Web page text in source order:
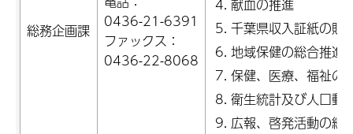
総務企画課
0436-21-6391
ファックス：
0436-22-8068
献血の推進
千葉県収入証紙の販
地域保健の総合推進
保健、医療、福祉の
衛生統計及び人口動
広報、啓発活動の総